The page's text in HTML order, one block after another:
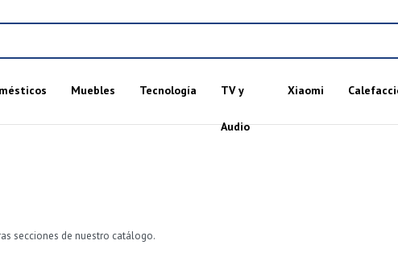
Muebles Tecnología TV y
Audio
Xiaomi
secciones de nuestro catálogo.